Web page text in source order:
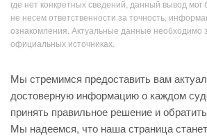
где нет конкретных сведений, данный вывод
не несем ответственности за точность,
ознакомления. Актуальные данные необходимо
официальных источниках.
Мы стремимся предоставить вам
достоверную информацию о каждом
принять правильное решение и
Мы надеемся, что наша страница